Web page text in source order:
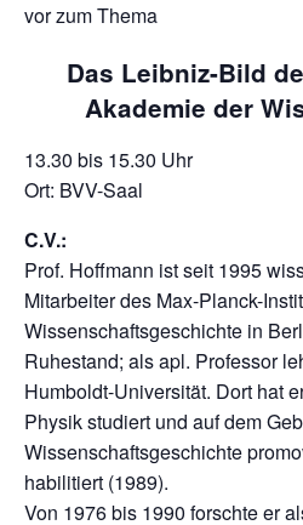
vor zum Thema
Das Leibniz-Bild
Akademie der
13.30 bis 15.30 Uhr
Ort: BVV-Saal
C.V.:
Prof. Hoffmann ist seit 1995
Mitarbeiter des Max-Planck-
Wissenschaftsgeschichte in
Ruhestand; als apl. Professor
Humboldt-Universität. Dort hat
Physik studiert und auf dem
Wissenschaftsgeschichte
habilitiert (1989).
Von 1976 bis 1990 forschte er